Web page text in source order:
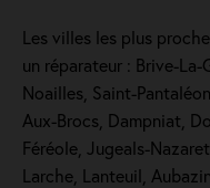
Les villes les plus
un réparateur : Brive-
Noailles, Saint-
Aux-Brocs, Dampniat,
Féréole, Jugeals-
Larche, Lanteuil,